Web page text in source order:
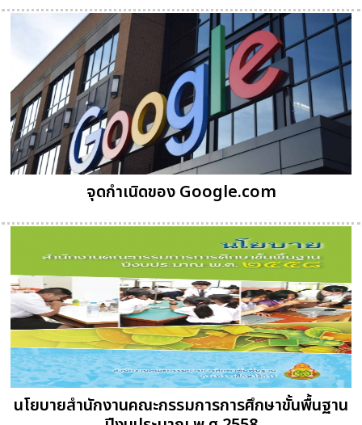
จุดกำเนิดของ Google.com
นโยบายสำนักงานคณะกรรมการการศึกษาขั้นพื้นฐาน